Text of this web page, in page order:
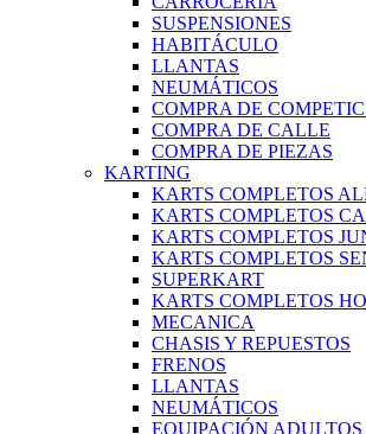
SUSPENSIONES
HABITÁCULO
LLANTAS
NEUMÁTICOS
COMPRA DE
COMPRA DE CALLE
COMPRA DE PIEZAS
KARTING
KARTS COMPLETOS
KARTS COMPLETOS
KARTS COMPLETOS
KARTS COMPLETOS
SUPERKART
KARTS COMPLETOS
MECANICA
CHASIS Y REPUESTOS
FRENOS
LLANTAS
NEUMÁTICOS
EQUIPACIÓN ADULTOS